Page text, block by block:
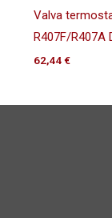
Valva
R407F/R407A
62,44€